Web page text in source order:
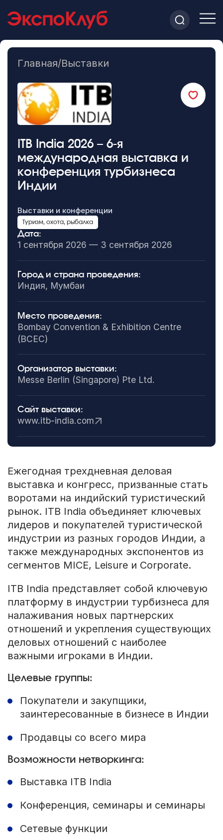
Главная/Выставки
ITB India 2026 – 6-я
международная выставка и
конференция турбизнеса
Индии
Выставки и конференции
Туризм, охота, рыбалка
Дата:
1 сентября 2026 — 3 сентября 2026
Город и страна проведения:
Индия, Мумбаи
Место проведения:
Bombay Convention & Exhibition Centre
(BCEC)
Организатор выставки:
Messe Berlin (Singapore) Pte Ltd.
Сайт выставки:
www.itb-india.com
Ежегодная трехдневная деловая
выставка и конгресс, призванные стать
воротами на индийский туристический
рынок. ITB India объединяет ключевых
лидеров и покупателей туристической
индустрии из разных городов Индии, а
также международных экспонентов из
сегментов MICE, Leisure и Corporate.
ITB India представляет собой ключевую
платформу в индустрии турбизнеса для
налаживания новых партнерских
отношений и укрепления существующих
деловых отношений с наиболее
важными игроками в Индии.
Целевые группы:
Покупатели и закупщики,
заинтересованные в бизнесе в Индии
Продавцы со всего мира
Возможности нетворкинга:
Выставка ITB India
Конференция, семинары и семинары
Сетевые функции